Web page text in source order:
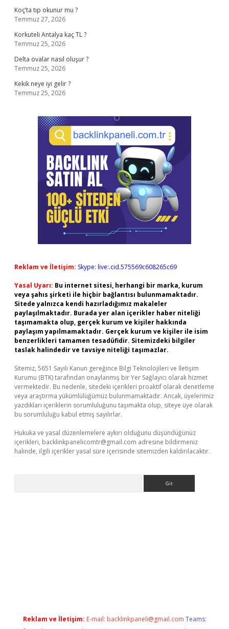
Koç’ta tıp okunur mu ?
Temmuz 27, 2026
Korkuteli Antalya kaç TL ?
Temmuz 25, 2026
Delta ovalar nasıl oluşur ?
Temmuz 25, 2026
Kekik neye iyi gelir ?
Temmuz 25, 2026
Reklam ve İletişim: Skype: live:.cid.575569c608265c69
Yasal Uyarı: Bu internet sitesi, herhangi bir marka, kurum
veya şahıs şirketi ile hiçbir bağlantısı bulunmamaktadır.
Sitede yalnızca kendi hazırladığımız makaleler
paylaşılmaktadır. Burada yer alan içerikler haber niteliği
taşımamakta olup, gerçek kurum ve kişiler hakkında
paylaşım yapılmamaktadır. Gerçek kurum ve kişiler ile isim
benzerlikleri tamamen tesadüfidir. Sitemizdeki bilgiler
taslak halindedir ve tavsiye niteliği taşımazlar.
Sitemiz, 5651 Sayılı Kanun gereğince Bilgi Teknolojileri ve İletişim
Kurumu (BTK) tarafından onaylanmış bir Yer Sağlayıcı olarak hizmet
vermektedir. Bu nedenle, sitedeki içerikleri proaktif olarak denetleme
veya araştırma yükümlülüğümüz bulunmamaktadır. Ancak, üyelerimiz
yazdıkları içeriklerin sorumluluğunu taşımakta olup, siteye üye olarak
bu sorumluluğu kabul etmiş sayılırlar.
Hukuka ve yasal düzenlemelere aykırı olduğunu düşündüğünüz
içerikleri, backlinkpanelicomtr@gmail.com adresine bildirmeniz
halinde, ilgili içerikler yasal süre içerisinde sitemizden kaldırılacaktır.
Reklam ve İletişim: E-mail: backlinkpaneli@gmail.com Teams: